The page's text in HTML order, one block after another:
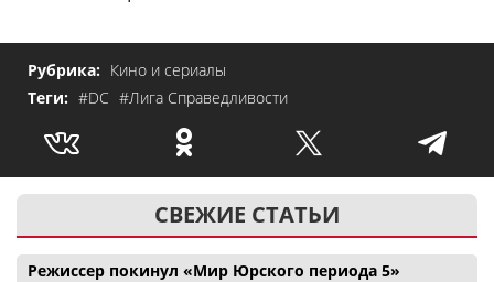
Рубрика: Кино и сериалы
Теги: #DC #Лига Справедливости
СВЕЖИЕ СТАТЬИ
Режиссер покинул «Мир Юрского периода 5»